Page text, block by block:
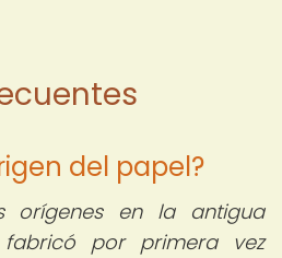
del papel?
orígenes en la antigua
por primera vez